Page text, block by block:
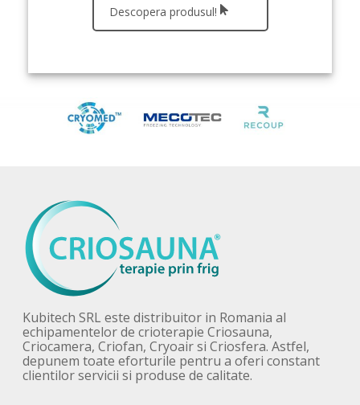
Descopera produsul!
Kubitech SRL este distribuitor in Romania al
echipamentelor de crioterapie Criosauna,
Criocamera, Criofan, Cryoair si Criosfera. Astfel,
depunem toate eforturile pentru a oferi constant
clientilor servicii si produse de calitate.